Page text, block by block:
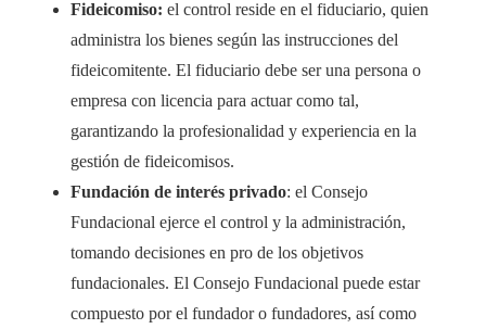
Fideicomiso: el control reside en el fiduciario, quien
administra los bienes según las instrucciones del
fideicomitente. El fiduciario debe ser una persona o
empresa con licencia para actuar como tal,
garantizando la profesionalidad y experiencia en la
gestión de fideicomisos.
Fundación de interés privado: el Consejo
Fundacional ejerce el control y la administración,
tomando decisiones en pro de los objetivos
fundacionales. El Consejo Fundacional puede estar
compuesto por el fundador o fundadores, así como